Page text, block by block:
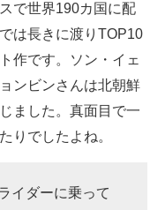
で世界190カ国に配
は長きに渡りTOP10
作です。ソン・イェ
ンビンさんは北朝鮮
ました。真面目で一
りでしたよね。
イダーに乗って